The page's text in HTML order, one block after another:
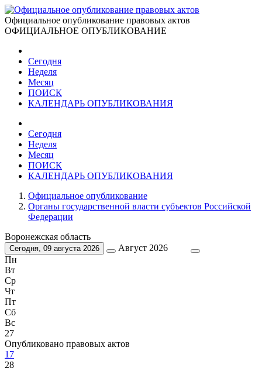
Официальное опубликование правовых актов
ОФИЦИАЛЬНОЕ ОПУБЛИКОВАНИЕ
Сегодня
Неделя
Месяц
ПОИСК
КАЛЕНДАРЬ ОПУБЛИКОВАНИЯ
Сегодня
Неделя
Месяц
ПОИСК
КАЛЕНДАРЬ ОПУБЛИКОВАНИЯ
Официальное опубликование
Органы государственной власти субъектов Российской
Федерации
Воронежская область
Сегодня, 09 августа 2026
Август 2026
Пн
Вт
Ср
Чт
Пт
Сб
Вс
27
Опубликовано правовых актов
17
28